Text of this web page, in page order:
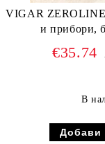
VIGAR
и прибори,
€35.74
В